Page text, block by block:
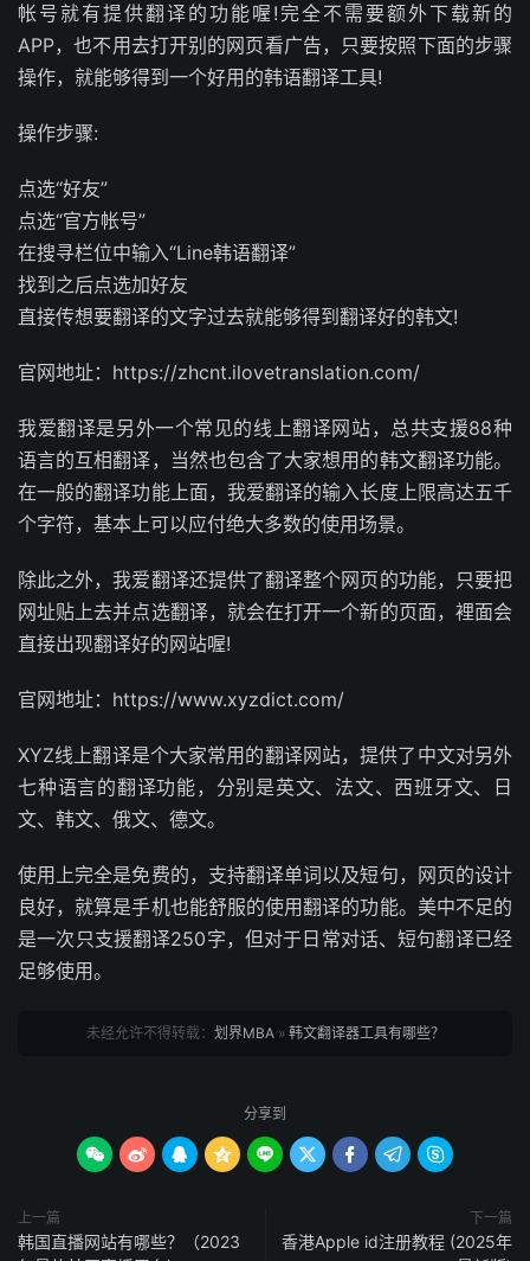
帐号就有提供翻译的功能喔!完全不需要额外下载新的
APP，也不用去打开别的网页看广告，只要按照下面的步骤
操作，就能够得到一个好用的韩语翻译工具!
操作步骤:
点选“好友”
点选“官方帐号”
在搜寻栏位中输入“Line韩语翻译”
找到之后点选加好友
直接传想要翻译的文字过去就能够得到翻译好的韩文!
官网地址：https://zhcnt.ilovetranslation.com/
我爱翻译是另外一个常见的线上翻译网站，总共支援88种
语言的互相翻译，当然也包含了大家想用的韩文翻译功能。
在一般的翻译功能上面，我爱翻译的输入长度上限高达五千
个字符，基本上可以应付绝大多数的使用场景。
除此之外，我爱翻译还提供了翻译整个网页的功能，只要把
网址贴上去并点选翻译，就会在打开一个新的页面，裡面会
直接出现翻译好的网站喔!
官网地址：https://www.xyzdict.com/
XYZ线上翻译是个大家常用的翻译网站，提供了中文对另外
七种语言的翻译功能，分别是英文、法文、西班牙文、日
文、韩文、俄文、德文。
使用上完全是免费的，支持翻译单词以及短句，网页的设计
良好，就算是手机也能舒服的使用翻译的功能。美中不足的
是一次只支援翻译250字，但对于日常对话、短句翻译已经
足够使用。
未经允许不得转载： 划界MBA» 韩文翻译器工具有哪些？
分享到
        
上一篇
韩国直播网站有哪些？（2023
下一篇
香港Apple id注册教程 (2025年